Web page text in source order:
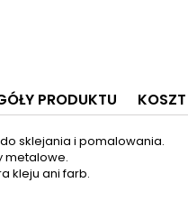
PRODUKTU
sklejania i pomalowania.
metalowe.
kleju ani farb.